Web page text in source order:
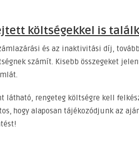
költségekkel is
és az inaktivitási díj,
számít. Kisebb összegeket
látható, rengeteg költségre kell
hogy alaposan tájékozódjunk az